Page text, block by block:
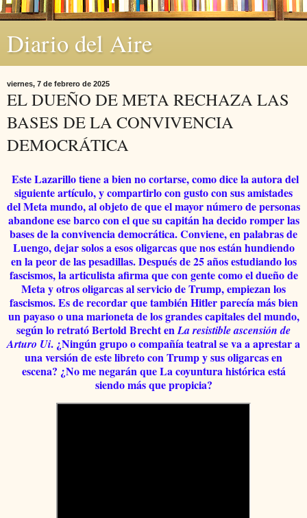
Diario del Aire
viernes, 7 de febrero de 2025
EL DUEÑO DE META RECHAZA LAS
BASES DE LA CONVIVENCIA
DEMOCRÁTICA
Este Lazarillo tiene a bien no cortarse, como dice la autora del
siguiente artículo, y compartirlo con gusto con sus amistades
del Meta mundo, al objeto de que el mayor número de personas
abandone ese barco con el que su capitán ha decido romper las
bases de la convivencia democrática. Conviene, en palabras de
Luengo, dejar solos a esos oligarcas que nos están hundiendo
en la peor de las pesadillas. Después de 25 años estudiando los
fascismos, la articulista afirma que con gente como el dueño de
Meta y otros oligarcas al servicio de Trump, empiezan los
fascismos. Es de recordar que también Hitler parecía más bien
un payaso o una marioneta de los grandes capitales del mundo,
según lo retrató Bertold Brecht enLa resistible ascensión de
Arturo Ui. ¿Ningún grupo o compañía teatral se va a aprestar a
una versión de este libreto con Trump y sus oligarcas en
escena? ¿No me negarán que La coyuntura histórica está
siendo más que propicia?